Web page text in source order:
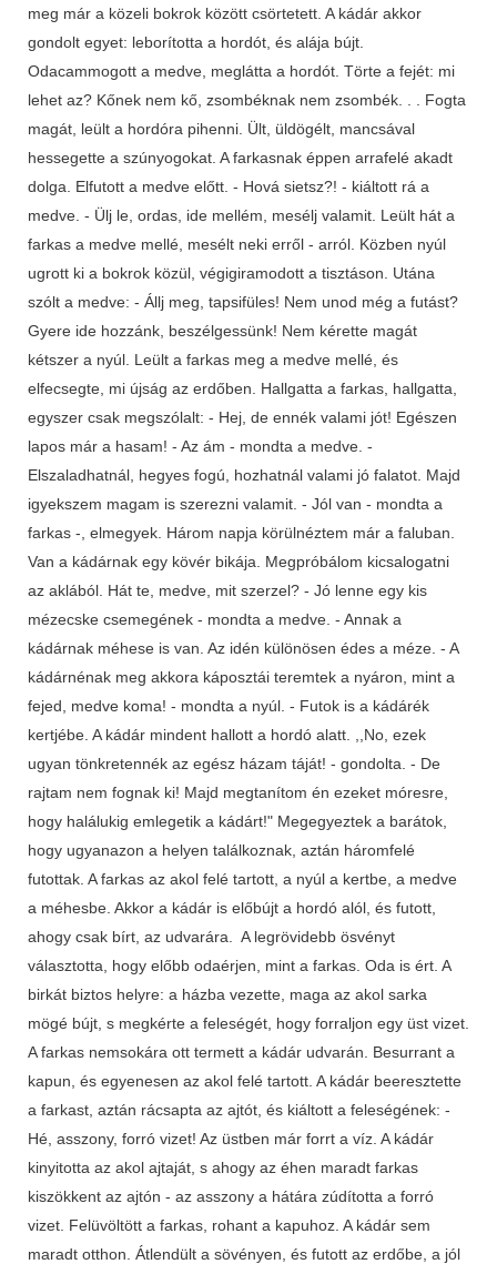
meg már a közeli bokrok között csörtetett. A kádár akkor
gondolt egyet: leborította a hordót, és alája bújt.
Odacammogott a medve, meglátta a hordót. Törte a fejét: mi
lehet az? Kőnek nem kő, zsombéknak nem zsombék. . . Fogta
magát, leült a hordóra pihenni. Ült, üldögélt, mancsával
hessegette a szúnyogokat. A farkasnak éppen arrafelé akadt
dolga. Elfutott a medve előtt. - Hová sietsz?! - kiáltott rá a
medve. - Ülj le, ordas, ide mellém, mesélj valamit. Leült hát a
farkas a medve mellé, mesélt neki erről - arról. Közben nyúl
ugrott ki a bokrok közül, végigiramodott a tisztáson. Utána
szólt a medve: - Állj meg, tapsifüles! Nem unod még a futást?
Gyere ide hozzánk, beszélgessünk! Nem kérette magát
kétszer a nyúl. Leült a farkas meg a medve mellé, és
elfecsegte, mi újság az erdőben. Hallgatta a farkas, hallgatta,
egyszer csak megszólalt: - Hej, de ennék valami jót! Egészen
lapos már a hasam! - Az ám - mondta a medve. -
Elszaladhatnál, hegyes fogú, hozhatnál valami jó falatot. Majd
igyekszem magam is szerezni valamit. - Jól van - mondta a
farkas -, elmegyek. Három napja körülnéztem már a faluban.
Van a kádárnak egy kövér bikája. Megpróbálom kicsalogatni
az aklából. Hát te, medve, mit szerzel? - Jó lenne egy kis
mézecske csemegének - mondta a medve. - Annak a
kádárnak méhese is van. Az idén különösen édes a méze. - A
kádárnénak meg akkora káposztái teremtek a nyáron, mint a
fejed, medve koma! - mondta a nyúl. - Futok is a kádárék
kertjébe. A kádár mindent hallott a hordó alatt. ,,No, ezek
ugyan tönkretennék az egész házam táját! - gondolta. - De
rajtam nem fognak ki! Majd megtanítom én ezeket móresre,
hogy halálukig emlegetik a kádárt!" Megegyeztek a barátok,
hogy ugyanazon a helyen találkoznak, aztán háromfelé
futottak. A farkas az akol felé tartott, a nyúl a kertbe, a medve
a méhesbe. Akkor a kádár is előbújt a hordó alól, és futott,
ahogy csak bírt, az udvarára. A legrövidebb ösvényt
választotta, hogy előbb odaérjen, mint a farkas. Oda is ért. A
birkát biztos helyre: a házba vezette, maga az akol sarka
mögé bújt, s megkérte a feleségét, hogy forraljon egy üst vizet.
A farkas nemsokára ott termett a kádár udvarán. Besurrant a
kapun, és egyenesen az akol felé tartott. A kádár beeresztette
a farkast, aztán rácsapta az ajtót, és kiáltott a feleségének: -
Hé, asszony, forró vizet! Az üstben már forrt a víz. A kádár
kinyitotta az akol ajtaját, s ahogy az éhen maradt farkas
kiszökkent az ajtón - az asszony a hátára zúdította a forró
vizet. Felüvöltött a farkas, rohant a kapuhoz. A kádár sem
maradt otthon. Átlendült a sövényen, és futott az erdőbe, a jól